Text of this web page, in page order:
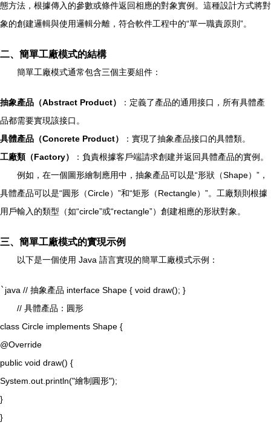
態方法，根據傳入的參數或條件返回相應的對象實例。這種設計方式將對
象的創建邏輯與使用邏輯分離，符合軟件工程中的“單一職責原則”。
二、簡單工廠模式的結構
簡單工廠模式通常包含三個主要組件：
抽象產品（Abstract Product）
：定義了產品的通用接口，所有具體產
品都需要實現該接口。
具體產品（Concrete Product）
：實現了抽象產品接口的具體類。
工廠類（Factory）
：負責根據客戶端請求創建并返回具體產品的實例。
例如，在一個圖形繪制應用中，抽象產品可以是“形狀（Shape）”，
具體產品可以是“圓形（Circle）”和“矩形（Rectangle）”。工廠類則根據
用戶輸入的類型（如“circle”或“rectangle”）創建相應的形狀對象。
三、簡單工廠模式的實現示例
以下是一個使用 Java 語言實現的簡單工廠模式示例：
` java // 抽象產品 interface Shape { void draw(); }
// 具體產品：圓形
class Circle implements Shape {
@Override
public void draw() {
System.out.println("繪制圓形");
}
}